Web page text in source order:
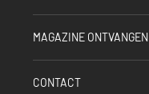
MAGAZINE ONTVANGEN
CONTACT